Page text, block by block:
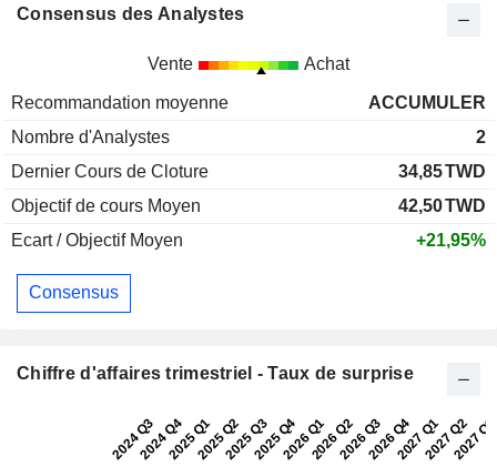
Consensus des Analystes
Vente Achat
Recommandation moyenne
ACCUMULER
Nombre d'Analystes
2
Dernier Cours de Cloture
34,85TWD
Objectif de cours Moyen
42,50TWD
Ecart / Objectif Moyen
+21,95%
Consensus
Chiffre d'affaires trimestriel - Taux de surprise